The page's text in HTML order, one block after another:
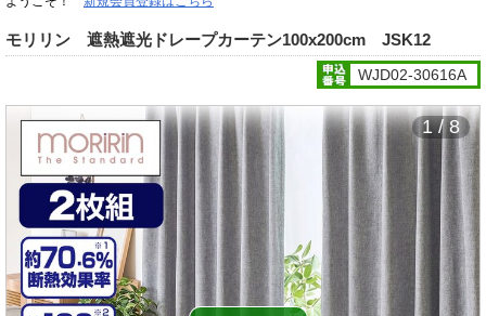
モリリン 遮熱遮光ドレープカーテン100x200cm JSK12
WJD02-30616A
1 / 8